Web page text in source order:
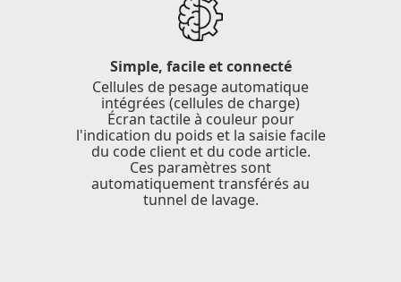
Simple, facile et connecté
Cellules de pesage automatique
intégrées (cellules de charge)
Écran tactile à couleur pour
l'indication du poids et la saisie facile
du code client et du code article.
Ces paramètres sont
automatiquement transférés au
tunnel de lavage.